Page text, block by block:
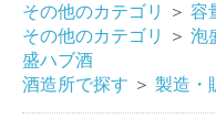
その他のカテゴリ
＞ 容
その他のカテゴリ
＞ 泡
盛ハブ酒
酒造所で探す ＞ 製造・